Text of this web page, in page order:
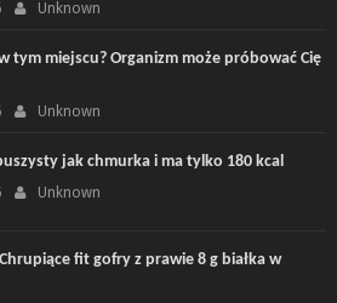
Unknown
tym miejscu? Organizm może próbować Cię
Unknown
jak chmurka i ma tylko 180 kcal
Unknown
fit gofry z prawie 8 g białka w